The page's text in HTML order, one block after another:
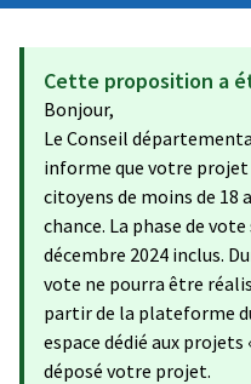
Cette proposition a
Bonjour,
Le Conseil
informe que votre projet
citoyens de moins de 18
chance. La phase de
décembre 2024 inclus.
vote ne pourra être
partir de la plateforme
espace dédié aux projets
déposé votre projet.